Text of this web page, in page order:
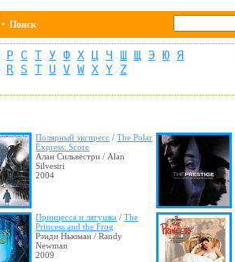
• Поиск
Р С Т У Ф Х Ц Ч Ш Щ Э Ю Я
R S T U V W X Y Z
Полярный экспресс /The Polar
Express: Score
Алан Сильвестри / Alan
Silvestri
2004
Принцесса и лягушка /The
Princess and the Frog
Рэнди Ньюман / Randy
Newman
2009